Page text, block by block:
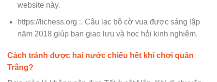
website này.
https://lichess.org :. Câu lạc bộ cờ vua được sáng lập
năm 2018 giúp bạn giao lưu và học hỏi kinh nghiệm.
Cách tránh được hai nước chiếu hết khi chơi quân
Trắng?